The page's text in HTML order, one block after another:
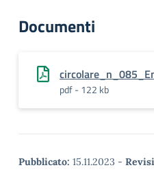
Documenti
pdf - 122 kb
Pubblicato: 15.11.2023 -